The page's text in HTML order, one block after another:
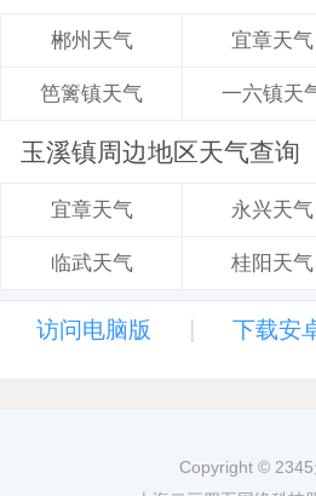
郴州天气 宜章天气
笆篱镇天气 一六镇天
玉溪镇周边地区天气查询
宜章天气 永兴天气
临武天气 桂阳天气
访问电脑版 | 下载安
Copyright © 2345